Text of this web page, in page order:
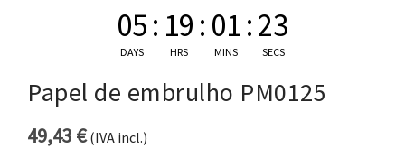
05
DAYS
: 19
HRS
: 01
MINS
:23
SECS
Papel de embrulho PM0125
49,43 €(IVA incl.)